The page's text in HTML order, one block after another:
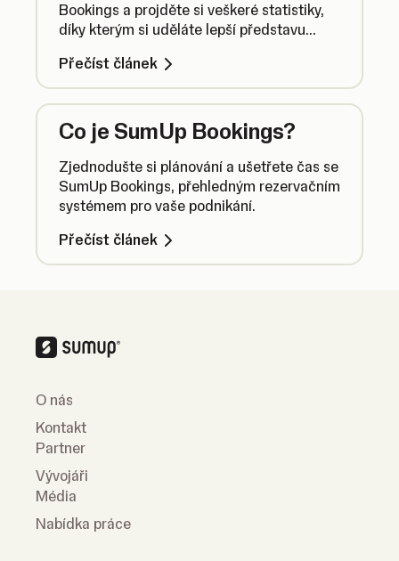
Bookings a projděte si veškeré statistiky,
díky kterým si uděláte lepší představu
příležitosti k dalšímu růstu.
Přečíst článek
Co je SumUp Bookings?
Zjednodušte si plánování a ušetřete čas se
SumUp Bookings, přehledným rezervačním
systémem pro vaše podnikání.
Přečíst článek
O nás
Kontakt
Partner
Vývojáři
Média
Nabídka práce